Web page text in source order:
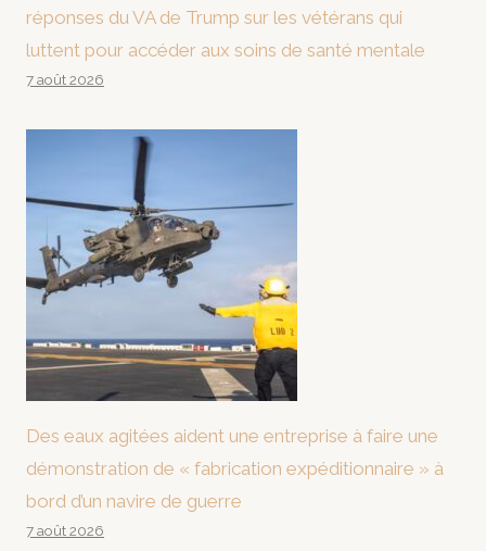
réponses du VA de Trump sur les vétérans qui
luttent pour accéder aux soins de santé mentale
7 août 2026
Des eaux agitées aident une entreprise à faire une
démonstration de « fabrication expéditionnaire » à
bord d’un navire de guerre
7 août 2026